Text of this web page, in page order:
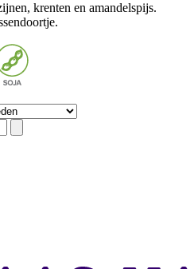
krenten en amandelspijs.